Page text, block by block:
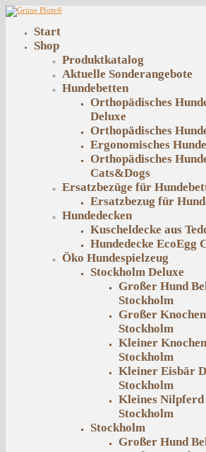
Start
Shop
Produktkatalog
Aktuelle Sonderangebote
Hundebetten
Orthopädisches
Deluxe
Orthopädisches
Ergonomisches
Orthopädisches
Cats&Dogs
Ersatzbezüge für
Ersatzbezug für
Hundedecken
Kuscheldecke aus
Hundedecke EcoEgg
Öko Hundespielzeug
Stockholm Deluxe
Großer Hund
Stockholm
Großer
Stockholm
Kleiner
Stockholm
Kleiner Eisbär
Stockholm
Kleines Nilpferd
Stockholm
Stockholm
Großer Hund